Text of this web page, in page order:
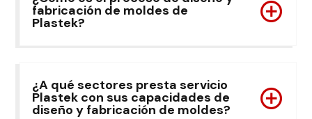
fabricación de moldes de
Plastek?
¿A qué sectores presta servicio
Plastek con sus capacidades de
diseño y fabricación de moldes?